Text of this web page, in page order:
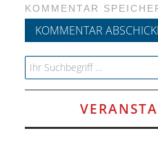
KOMMENTAR
Search for: